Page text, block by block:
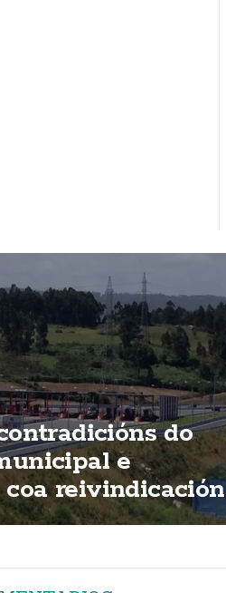
do
e
reivindicación
das peaxes